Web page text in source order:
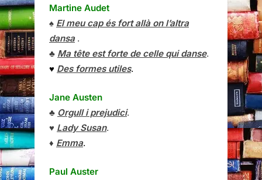
Martine Audet
♠ El meu cap és fort allà on l’altra
dansa.
♣ Ma tête est forte de celle qui danse.
♥ Des formes utiles.
Jane Austen
♣ Orgull i prejudici.
♥ Lady Susan.
♦ Emma.
Paul Auster